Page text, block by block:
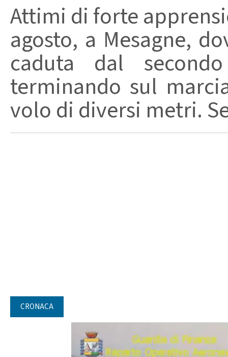
Attimi di forte
agosto, a Mesagne,
caduta dal
terminando sul
volo di diversi metri.
CRONACA